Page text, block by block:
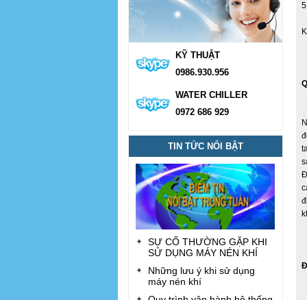
KỸ THUẬT
0986.930.956
WATER CHILLER
0972 686 929
TIN TỨC NỔI BẬT
SỰ CỐ THƯỜNG GẶP KHI
SỬ DỤNG MÁY NÉN KHÍ
Những lưu ý khi sử dụng
máy nén khí